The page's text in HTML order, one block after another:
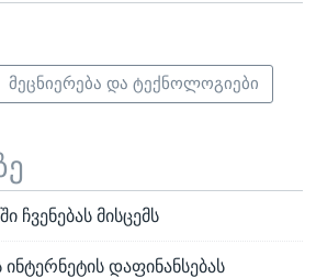
მეცნიერება და ტექნოლოგიები
ჩვენებას მისცემს
ინტერნეტის დაფინანსებას